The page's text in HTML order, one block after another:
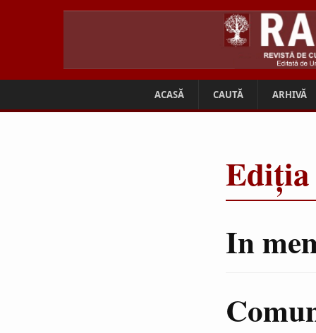
ACASĂ CAUTĂ ARHIVĂ
Ediția
In